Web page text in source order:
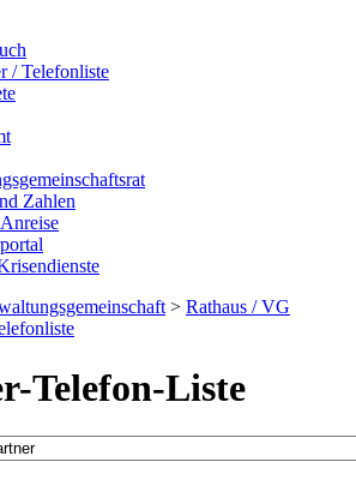
/ Telefonliste
Zahlen
> Rathaus / VG
Telefon-Liste